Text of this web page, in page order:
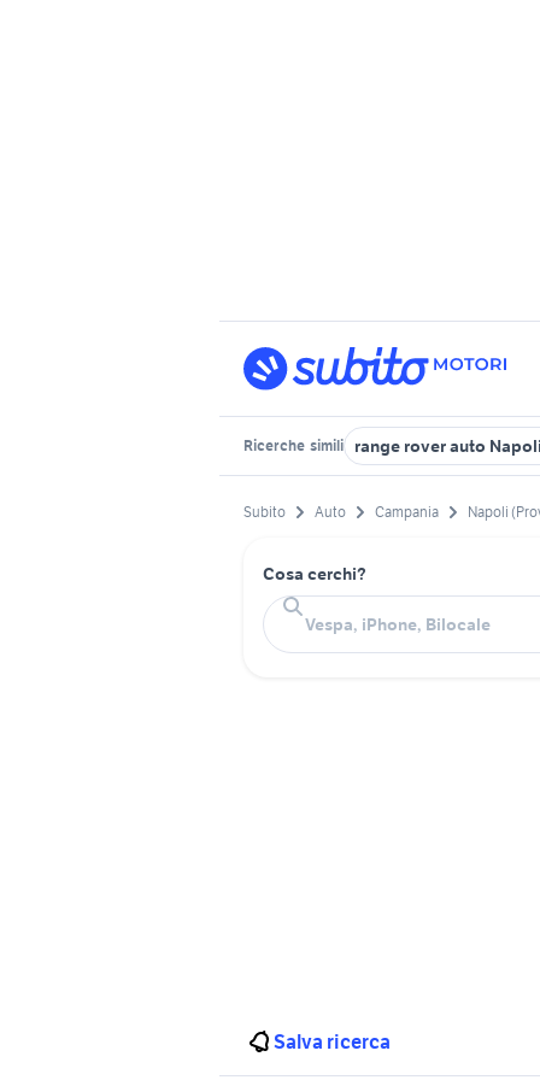
Ricerche simili range rover auto
Subito Auto Campania Napoli
Cosa cerchi?
Salva ricerca